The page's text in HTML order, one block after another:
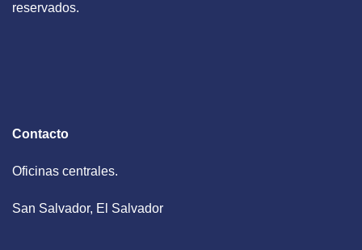
reservados.
Contacto
Oficinas centrales.
San Salvador, El Salvador